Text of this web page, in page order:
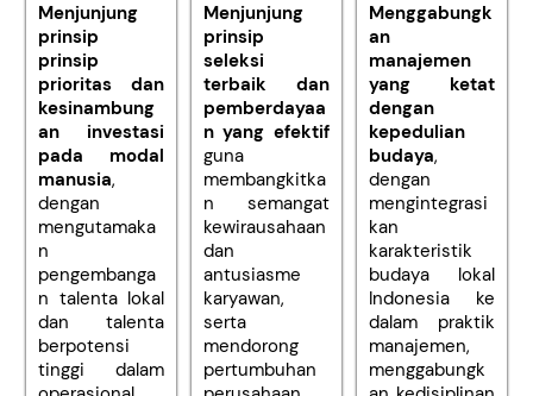
Menjunjung
prinsip
prinsip
prioritas dan
kesinambung
an investasi
pada modal
manusia,
dengan
mengutamaka
n
pengembanga
n talenta lokal
dan talenta
berpotensi
tinggi dalam
Menjunjung
prinsip
seleksi
terbaik dan
pemberdayaa
n yang efektif
guna
membangkitka
n semangat
kewirausahaan
dan
antusiasme
karyawan,
serta
mendorong
pertumbuhan
Menggabungk
an
manajemen
yang ketat
dengan
kepedulian
budaya,
dengan
mengintegrasi
kan
karakteristik
budaya lokal
Indonesia ke
dalam praktik
manajemen,
menggabungk